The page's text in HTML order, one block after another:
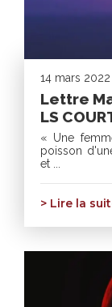
14 mars
Lettre
LS
« Une
poisson
et ...
> Lire la